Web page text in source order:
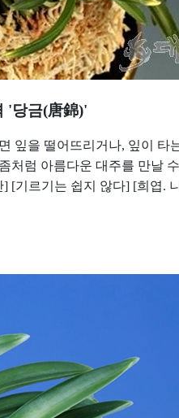
'당금(唐錦)'
잎을 떨어뜨리거나, 잎이 타
처럼 아름다운 대주를 만날
] [기르기는 쉽지 않다] [희엽.